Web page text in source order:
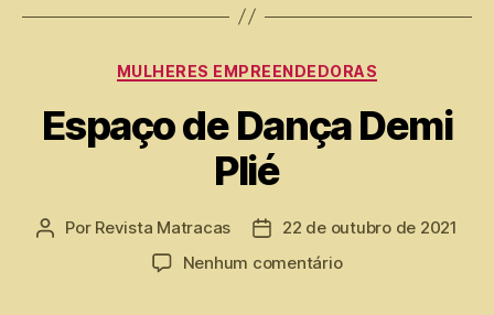
MULHERES EMPREENDEDORAS
Espaço de Dança Demi
Plié
Por Revista Matracas
22 de outubro de 2021
Nenhum comentário